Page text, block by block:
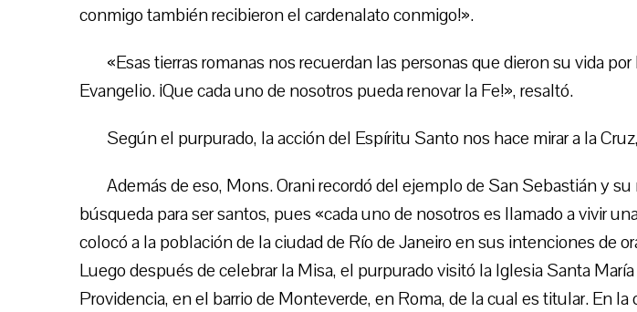
conmigo también recibieron el cardenalato conmigo!».
«Esas tierras romanas nos recuerdan las personas que dieron su vida por
Evangelio. ¡Que cada uno de nosotros pueda renovar la Fe!», resaltó.
Según el purpurado, la acción del Espíritu Santo nos hace mirar a la
Además de eso, Mons. Orani recordó del ejemplo de San Sebastián y
búsqueda para ser santos, pues «cada uno de nosotros es llamado a vivir
colocó a la población de la ciudad de Río de Janeiro en sus intenciones de
Luego después de celebrar la Misa, el purpurado visitó la Iglesia Santa
Providencia, en el barrio de Monteverde, en Roma, de la cual es titular. En la